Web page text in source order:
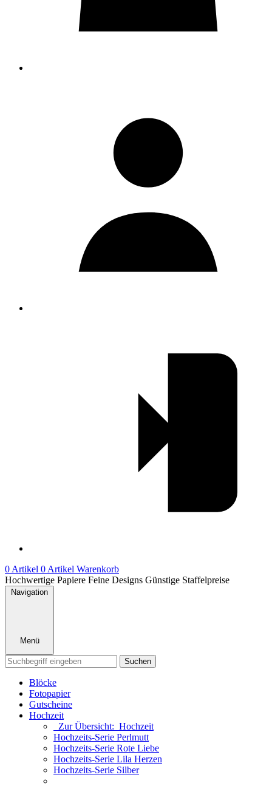
0 Artikel 0 Artikel Warenkorb
Hochwertige Papiere Feine Designs Günstige Staffelpreise
Navigation
Menü
Suchen
Blöcke
Fotopapier
Gutscheine
Hochzeit
Zur Übersicht: Hochzeit
Hochzeits-Serie Perlmutt
Hochzeits-Serie Rote Liebe
Hochzeits-Serie Lila Herzen
Hochzeits-Serie Silber